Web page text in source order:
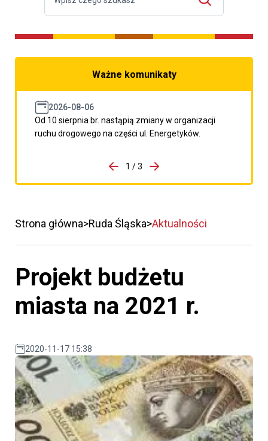
Ważne komunikaty
2026-08-06
Od 10 sierpnia br. nastąpią zmiany w organizacji
ruchu drogowego na części ul. Energetyków.
porzpedniego komunikatu
1 / 3
Przejdź do następnego
Strona główna Ruda Śląska Aktualności
Projekt budżetu
miasta na 2021 r.
2020-11-17 15:38